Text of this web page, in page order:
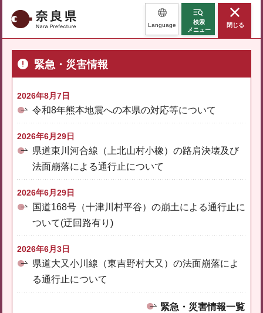
奈良県 Language
検索
メニュー
閉じる
緊急・災害情報
2026年8月7日
令和8年熊本地震への本県の対応等について
2026年6月29日
県道東川河合線（上北山村小橡）の路肩決壊及び
法面崩落による通行止について
2026年6月29日
国道168号（十津川村平谷）の崩土による通行止に
ついて(迂回路有り)
2026年6月3日
県道大又小川線（東吉野村大又）の法面崩落によ
る通行止について
緊急・災害情報一覧